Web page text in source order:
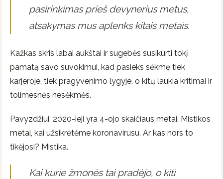
pasirinkimas prieš devynerius metus,
atsakymas mus aplenks kitais metais.
Kažkas skris labai aukštai ir sugebės susikurti tokį
pamatą savo suvokimui, kad pasieks sėkmę tiek
karjeroje, tiek pragyvenimo lygyje, o kitų laukia kritimai ir
tolimesnės nesėkmės.
Pavyzdžiui, 2020-ieji yra 4-ojo skaičiaus metai. Mistikos
metai, kai užsikrėtėme koronavirusu. Ar kas nors to
tikėjosi? Mistika.
Kai kurie žmonės tai pradėjo, o kiti